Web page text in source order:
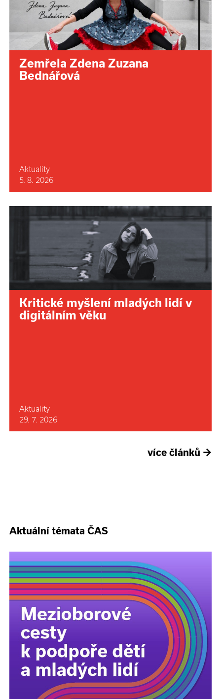
Zemřela Zdena Zuzana
Bednářová
Aktuality
5. 8. 2026
Kritické myšlení mladých lidí v
digitálním věku
Aktuality
29. 7. 2026
více článků →
Aktuální témata ČAS